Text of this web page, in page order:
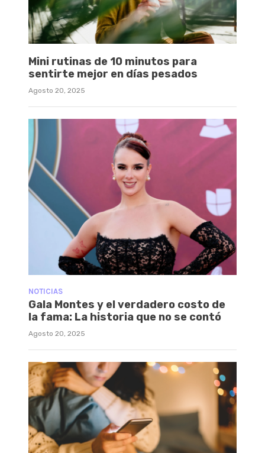
Mini rutinas de 10 minutos para
sentirte mejor en días pesados
Agosto 20, 2025
NOTICIAS
Gala Montes y el verdadero costo de
la fama: La historia que no se contó
Agosto 20, 2025